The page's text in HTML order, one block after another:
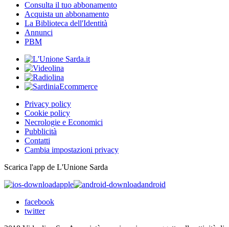
Consulta il tuo abbonamento
Acquista un abbonamento
La Biblioteca dell'Identità
Annunci
PBM
Privacy policy
Cookie policy
Necrologie e Economici
Pubblicità
Contatti
Cambia impostazioni privacy
Scarica l'app de L'Unione Sarda
apple
android
facebook
twitter